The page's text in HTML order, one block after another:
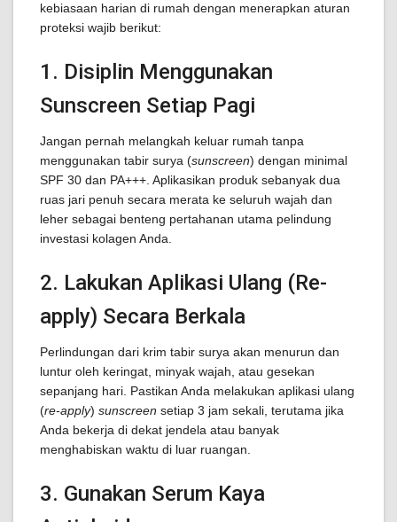
kebiasaan harian di rumah dengan menerapkan aturan
proteksi wajib berikut:
1. Disiplin Menggunakan
Sunscreen Setiap Pagi
Jangan pernah melangkah keluar rumah tanpa
menggunakan tabir surya (sunscreen) dengan minimal
SPF 30 dan PA+++. Aplikasikan produk sebanyak dua
ruas jari penuh secara merata ke seluruh wajah dan
leher sebagai benteng pertahanan utama pelindung
investasi kolagen Anda.
2. Lakukan Aplikasi Ulang (Re-
apply) Secara Berkala
Perlindungan dari krim tabir surya akan menurun dan
luntur oleh keringat, minyak wajah, atau gesekan
sepanjang hari. Pastikan Anda melakukan aplikasi ulang
(re-apply) sunscreen setiap 3 jam sekali, terutama jika
Anda bekerja di dekat jendela atau banyak
menghabiskan waktu di luar ruangan.
3. Gunakan Serum Kaya